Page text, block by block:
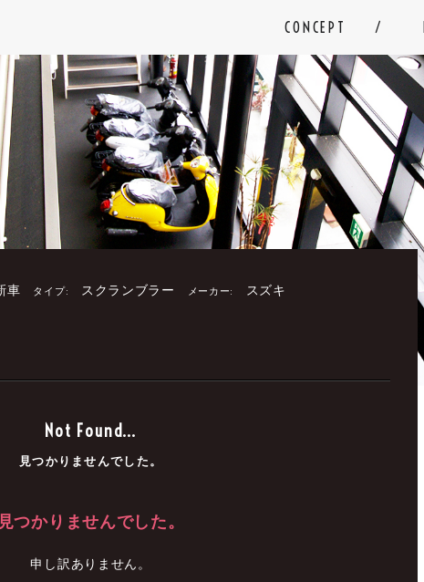
CONCEPT
車 タイプ: スクランブラー メーカー: スズキ
Not Found...
見つかりませんでした。
見つかりませんでした。
申し訳ありません。
中古車